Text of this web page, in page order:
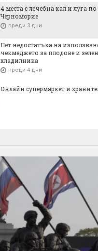
4 места с лечебна кал и луга
Черноморие
преди 3 дни
Пет недостатъка на
чекмеджето за плодове и
хладилника
преди 4 дни
Онлайн супермаркет и